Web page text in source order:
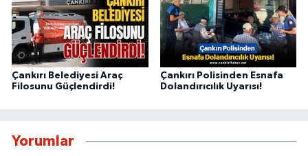
Çankırı Belediyesi Araç
Filosunu Güçlendirdi!
Çankırı Polisinden Esnafa
Dolandırıcılık Uyarısı!
Yorumlar